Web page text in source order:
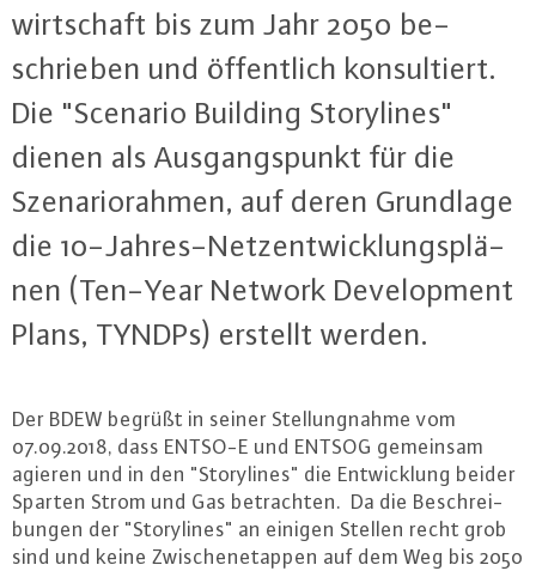
wirt­schaft bis zum Jahr 2050 be­
schrie­ben und öf­fent­lich kon­sul­tiert.
Die "Scenario Building Sto­ry­lines"
dienen als Aus­gangs­punkt für die
Sze­na­rio­rah­men, auf deren Grundlage
die 10-Jah­res-Netz­ent­wick­lungs­plä­
nen (Ten-Year Network De­ve­lop­ment
Plans, TYNDPs) erstellt werden.
Der BDEW begrüßt in seiner Stel­lung­nah­me vom
07.09.2018, dass ENTSO-E und ENTSOG gemeinsam
agieren und in den "Sto­ry­lines" die Ent­wick­lung beider
Sparten Strom und Gas be­trach­ten. Da die Be­schrei­
bun­gen der "Sto­ry­lines" an einigen Stellen recht grob
sind und keine Zwi­schen­etap­pen auf dem Weg bis 2050